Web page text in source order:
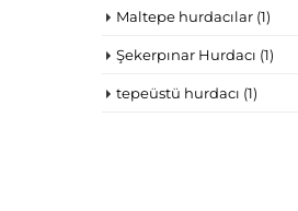
Maltepe hurdacılar(1)
Şekerpınar Hurdacı (1)
tepeüstü hurdacı (1)